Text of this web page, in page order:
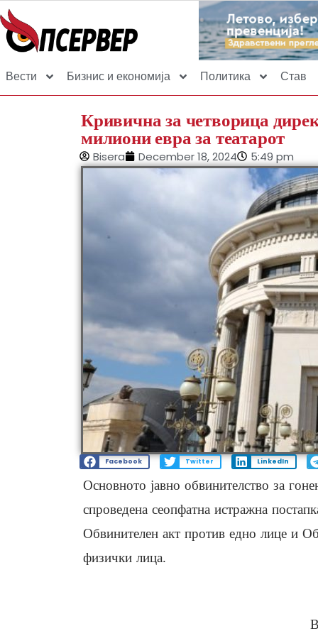
Вести Бизнис и економија Политика Став
Кривична за четворица
милиони евра за театарот
Bisera December 18, 2024 5:49 pm
Facebook Twitter LinkedIn
Основното јавно обвинителство за
спроведена сеопфатна истражна
Обвинителен акт против едно лице и
физички лица.